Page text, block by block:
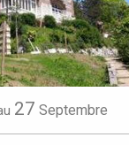
27 Septembre